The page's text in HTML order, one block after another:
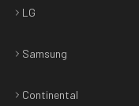
LG
Samsung
Continental